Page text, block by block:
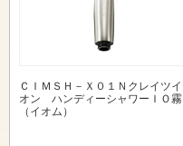
ＣＩＭＳＨ－Ｘ０１Ｎクレイツイ
オン ハンディーシャワーＩＯ霧
（イオム）